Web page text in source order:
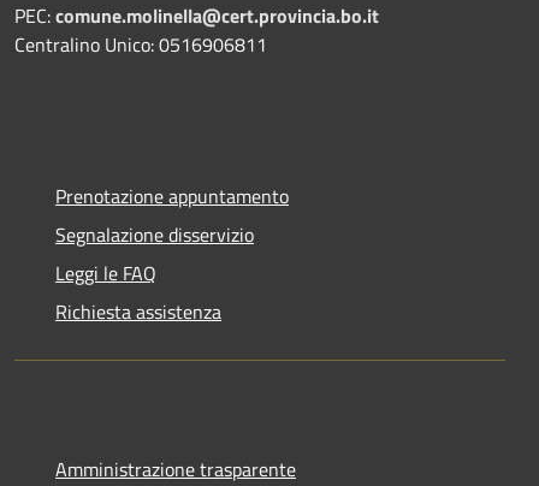
PEC:comune.molinella@cert.provincia.bo.it
Centralino Unico: 0516906811
Prenotazione appuntamento
Segnalazione disservizio
Leggi le FAQ
Richiesta assistenza
Amministrazione trasparente